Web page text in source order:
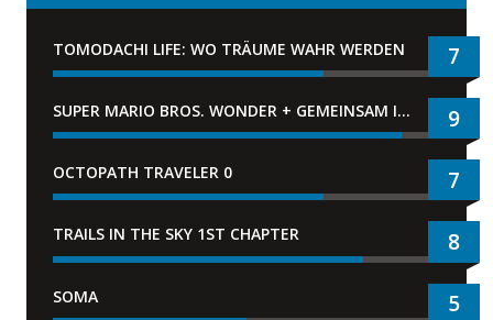
TOMODACHI LIFE: WO TRÄUME WAHR WERDEN 7
SUPER MARIO BROS. WONDER + GEMEINSAM IM BELLABEL-PARK 9
OCTOPATH TRAVELER 0 7
TRAILS IN THE SKY 1ST CHAPTER 8
SOMA 5